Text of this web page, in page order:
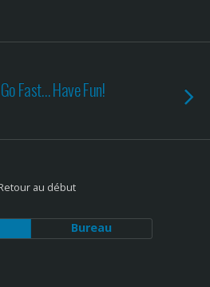
Fast… Have Fun!
au début
Bureau